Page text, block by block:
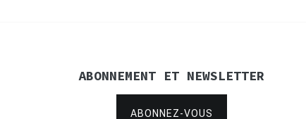
ABONNEMENT ET NEWSLETTER
ABONNEZ-VOUS